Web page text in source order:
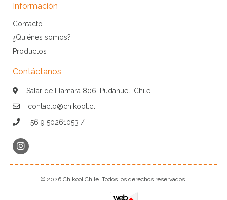
Información
Contacto
¿Quiénes somos?
Productos
Contáctanos
Salar de Llamara 806, Pudahuel, Chile
contacto@chikool.cl
+56 9 50261053 /
© 2026 Chikool Chile. Todos los derechos reservados.